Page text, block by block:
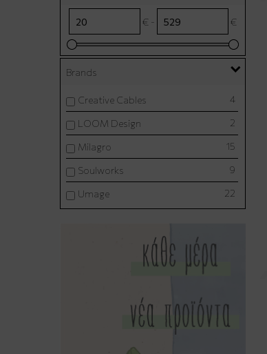
€ - €
Brands
Creative Cables 4
LOOM Design 2
Milagro 15
Soulworks 9
Umage 22